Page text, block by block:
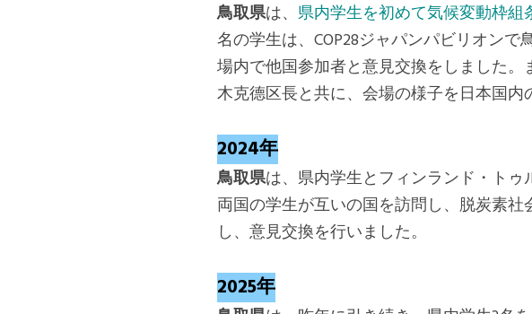
鳥取県は、 県内学生を初めて気候変動枠組
名の学生は、COP28ジャパンパビリオン
場内で他国参加者と意見交換をしました。
木克德区長と共に、会場の様子を日本国内
2024年
鳥取県は、県内学生とフィンランド・トゥ
両国の学生が互いの国を訪問し、脱炭素
し、意見交換を行いました。
2025年